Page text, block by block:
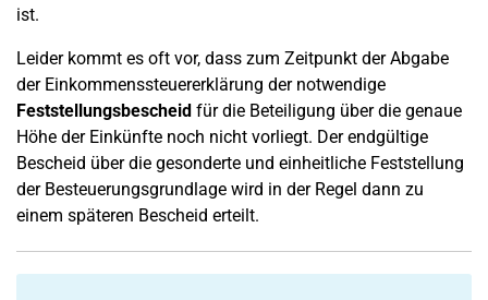
ist.
Leider kommt es oft vor, dass zum Zeitpunkt der Abgabe
der Einkommenssteuererklärung der notwendige
Feststellungsbescheid für die Beteiligung über die genaue
Höhe der Einkünfte noch nicht vorliegt. Der endgültige
Bescheid über die gesonderte und einheitliche Feststellung
der Besteuerungsgrundlage wird in der Regel dann zu
einem späteren Bescheid erteilt.